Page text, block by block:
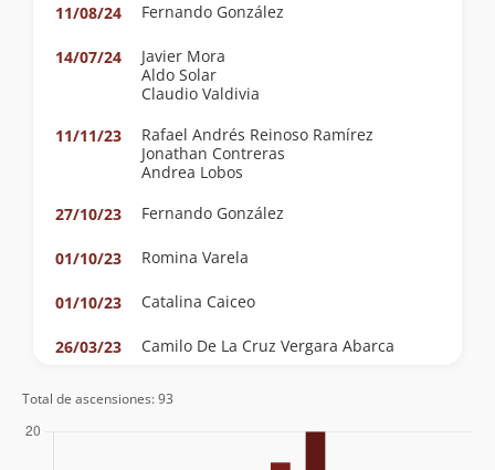
11/08/24
Fernando González
14/07/24
Javier Mora
Aldo Solar
Claudio Valdivia
11/11/23
Rafael Andrés Reinoso Ramírez
Jonathan Contreras
Andrea Lobos
27/10/23
Fernando González
01/10/23 Romina Varela
01/10/23 Catalina Caiceo
26/03/23 Camilo De La Cruz Vergara Abarca
26/03/23
Álvaro Zerené
Juan Pablo Cabbada Bergez
Camilo De La Cruz Vergara Abarca
Total de ascensiones: 93